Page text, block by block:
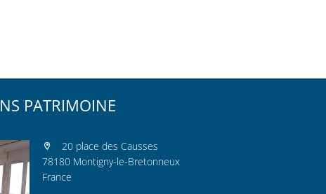
PATRIMOINE
20 place des Causses
78180 Montigny-le-Bretonneux
France